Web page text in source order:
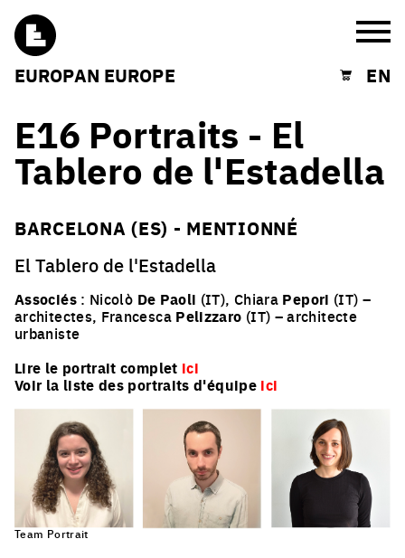
EUROPAN EUROPE Shopping cart
EN
E16 Portraits - El
Tablero de l'Estadella
BARCELONA (ES) - MENTIONNÉ
El Tablero de l'Estadella
Associés : Nicolò De Paoli (IT), Chiara Pepori (IT) –
architectes, Francesca Pelizzaro (IT) – architecte
urbaniste
Lire le portrait complet ici
Voir la liste des portraits d'équipe ici
Team Portrait